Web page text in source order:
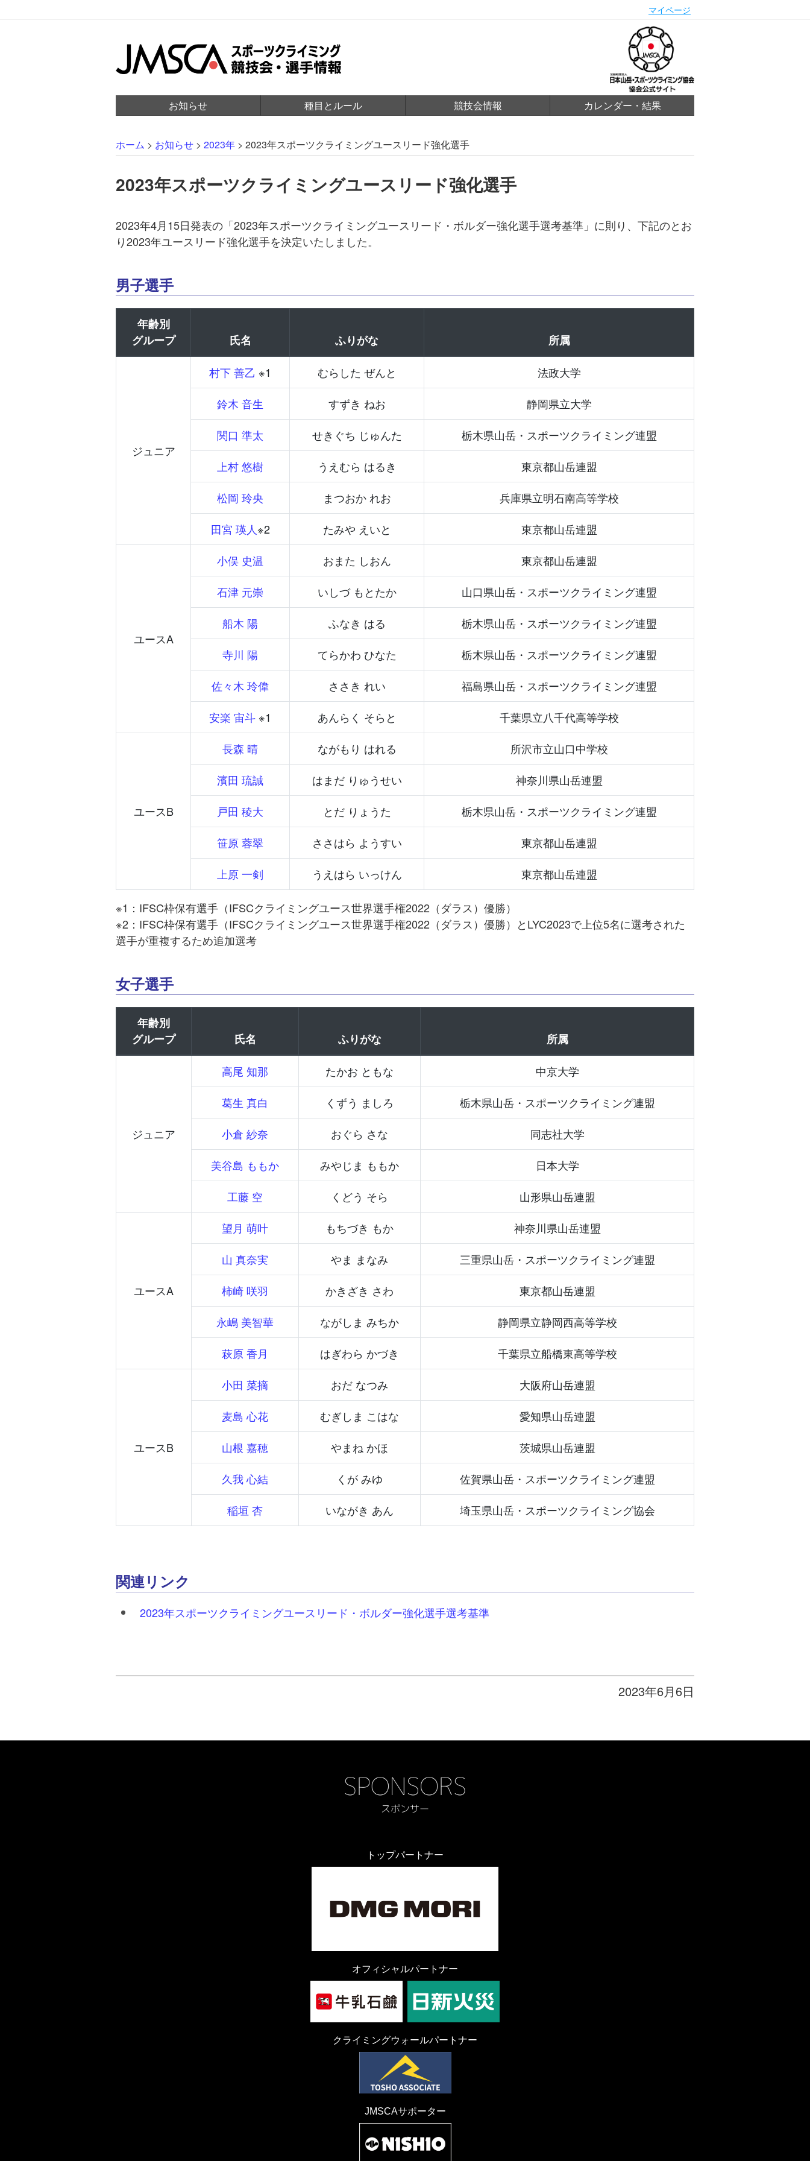
マイページ
お知らせ 種目とルール 競技会情報 カレンダー・結果
ホーム > お知らせ > 2023年 > 2023年スポーツクライミングユースリード強化選手
2023年スポーツクライミングユースリード強化選手
2023年4月15日発表の「2023年スポーツクライミングユースリード・ボルダー強化選手選考基準」に則り、下記のとお
り2023年ユースリード強化選手を決定いたしました。
男子選手
年齢別
グループ
氏名 ふりがな 所属
ジュニア
村下 善乙 ※1 むらした ぜんと
法政大学
鈴木 音生
すずき ねお
静岡県立大学
関口 準太
せきぐち じゅんた
栃木県山岳・スポーツクライミング連盟
上村 悠樹
うえむら はるき
東京都山岳連盟
松岡 玲央
まつおか れお
兵庫県立明石南高等学校
田宮 瑛人※2 たみや えいと 東京都山岳連盟
ユースA
小俣 史温 おまた しおん
東京都山岳連盟
石津 元崇
いしづ もとたか
山口県山岳・スポーツクライミング連盟
船木 陽
ふなき はる
栃木県山岳・スポーツクライミング連盟
寺川 陽
てらかわ ひなた
栃木県山岳・スポーツクライミング連盟
佐々木 玲偉
ささき れい
福島県山岳・スポーツクライミング連盟
安楽 宙斗 ※1 あんらく そらと 千葉県立八千代高等学校
ユースB
長森 晴 ながもり はれる
所沢市立山口中学校
濱田 琉誠
はまだ りゅうせい
神奈川県山岳連盟
戸田 稜大
とだ りょうた
栃木県山岳・スポーツクライミング連盟
笹原 蓉翠
ささはら ようすい
東京都山岳連盟
上原 一剣
うえはら いっけん 東京都山岳連盟
※1：IFSC枠保有選手（IFSCクライミングユース世界選手権2022（ダラス）優勝）
※2：IFSC枠保有選手（IFSCクライミングユース世界選手権2022（ダラス）優勝）とLYC2023で上位5名に選考された
選手が重複するため追加選考
女子選手
年齢別
グループ
氏名 ふりがな 所属
ジュニア
高尾 知那 たかお ともな
中京大学
葛生 真白
くずう ましろ
栃木県山岳・スポーツクライミング連盟
小倉 紗奈
おぐら さな
同志社大学
美谷島 ももか
みやじま ももか
日本大学
工藤 空
くどう そら 山形県山岳連盟
ユースA
望月 萌叶 もちづき もか
神奈川県山岳連盟
山 真奈実
やま まなみ
三重県山岳・スポーツクライミング連盟
柿崎 咲羽
かきざき さわ
東京都山岳連盟
永嶋 美智華
ながしま みちか
静岡県立静岡西高等学校
萩原 香月
はぎわら かづき 千葉県立船橋東高等学校
ユースB
小田 菜摘 おだ なつみ
大阪府山岳連盟
麦島 心花
むぎしま こはな
愛知県山岳連盟
山根 嘉穂
やまね かほ
茨城県山岳連盟
久我 心結
くが みゆ
佐賀県山岳・スポーツクライミング連盟
稲垣 杏
いながき あん 埼玉県山岳・スポーツクライミング協会
関連リンク
2023年スポーツクライミングユースリード・ボルダー強化選手選考基準
2023年6月6日
トップパートナー
オフィシャルパートナー
クライミングウォールパートナー
JMSCAサポーター